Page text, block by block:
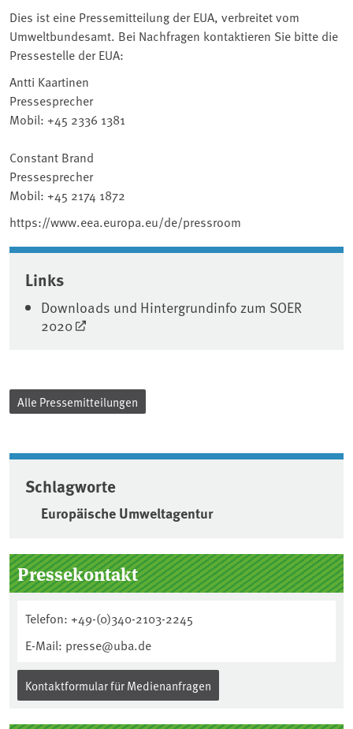
Dies ist eine Pressemitteilung der EUA, verbreitet vom
Umweltbundesamt. Bei Nachfragen kontaktieren Sie bitte die
Pressestelle der EUA:
Antti Kaartinen
Pressesprecher
Mobil: +45 2336 1381
Constant Brand
Pressesprecher
Mobil: +45 2174 1872
https://www.eea.europa.eu/de/pressroom
Associated content
Links
Downloads und Hintergrundinfo zum SOER
2020
Alle Pressemitteilungen
Schlagworte
Europäische Umweltagentur
Seitenleiste
Pressekontakt
Telefon: +49-(0)340-2103-2245
E-Mail: presse@uba.de
Kontaktformular für Medienanfragen